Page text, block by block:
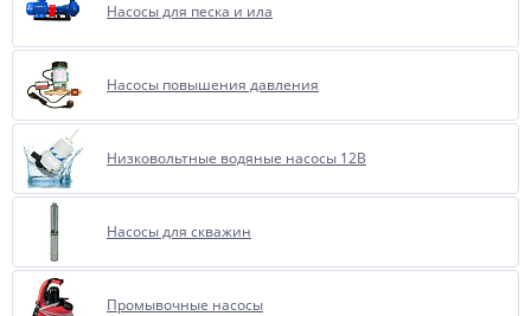
Насосы для песка и ила
Насосы повышения давления
Низковольтные водяные насосы 12В
Насосы для скважин
Промывочные насосы